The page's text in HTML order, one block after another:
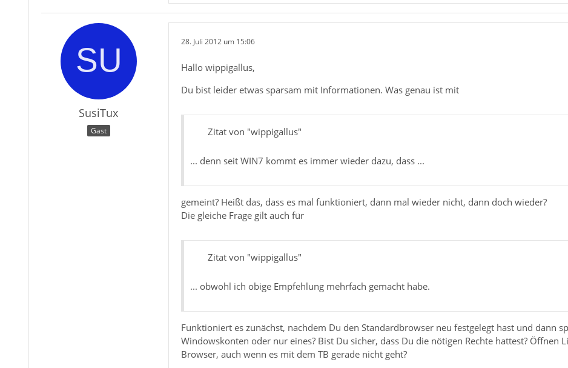
SusiTux
Gast
28. Juli 2012 um 15:06
Hallo wippigallus,
Du bist leider etwas sparsam mit Informationen. Was genau ist mit
Zitat von "wippigallus"
... denn seit WIN7 kommt es immer wieder dazu, dass ...
gemeint? Heißt das, dass es mal funktioniert, dann mal wieder nicht, dann doch wieder?
Die gleiche Frage gilt auch für
Zitat von "wippigallus"
... obwohl ich obige Empfehlung mehrfach gemacht habe.
Funktioniert es zunächst, nachdem Du den Standardbrowser neu festgelegt hast und dann
Windowskonten oder nur eines? Bist Du sicher, dass Du die nötigen Rechte hattest? Öffnen
Browser, auch wenn es mit dem TB gerade nicht geht?